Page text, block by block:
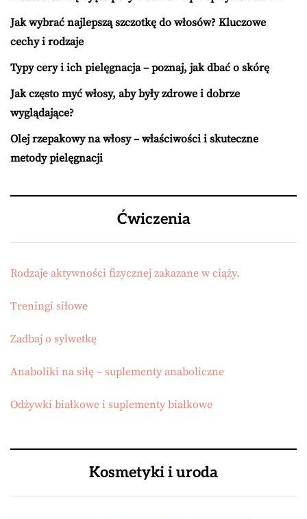
Jak wybrać najlepszą szczotkę do włosów? Kluczowe
cechy i rodzaje
Typy cery i ich pielęgnacja – poznaj, jak dbać o skórę
Jak często myć włosy, aby były zdrowe i dobrze
wyglądające?
Olej rzepakowy na włosy – właściwości i skuteczne
metody pielęgnacji
Ćwiczenia
Rodzaje aktywności fizycznej zakazane w ciąży.
Treningi siłowe
Zadbaj o sylwetkę
Anaboliki na siłę – suplementy anaboliczne
Odżywki białkowe i suplementy białkowe
Kosmetyki i uroda